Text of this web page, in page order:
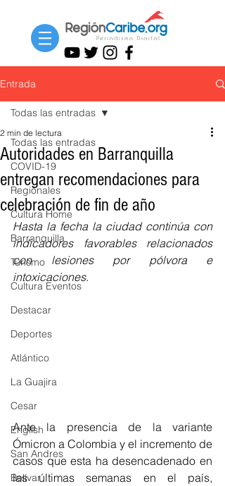
Entrada
Todas las entradas
COVID-19
Regionales
Cultura Home
Barranquilla
Turismo
Cultura Eventos
Destacar
Deportes
Atlántico
La Guajira
Cesar
English
San Andres
Bolívar
Todas las entradas
Autoridades en Barranquilla
entregan recomendaciones para
celebración de fin de año
2 min de lectura
Hasta la fecha la ciudad continúa con
indicadores favorables relacionados
con lesiones por pólvora e
intoxicaciones.
Ante la presencia de la variante
Ómicron a Colombia y el incremento de
casos que esta ha desencadenado en
las últimas semanas en el país,